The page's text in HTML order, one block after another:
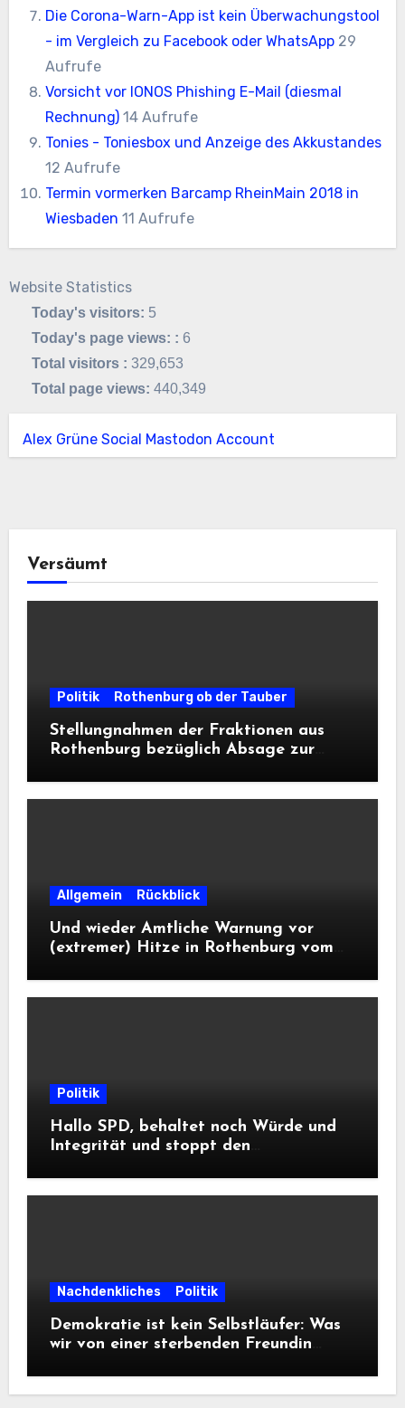
Die Corona-Warn-App ist kein Überwachungstool
- im Vergleich zu Facebook oder WhatsApp 29
Aufrufe
Vorsicht vor IONOS Phishing E-Mail (diesmal
Rechnung) 14 Aufrufe
Tonies - Toniesbox und Anzeige des Akkustandes
12 Aufrufe
Termin vormerken Barcamp RheinMain 2018 in
Wiesbaden 11 Aufrufe
Website Statistics
Today's visitors: 5
Today's page views: : 6
Total visitors :329,653
Total page views:440,349
Alex Grüne Social Mastodon Account
Versäumt
Politik Rothenburg ob der Tauber
Stellungnahmen der Fraktionen aus
Rothenburg bezüglich Absage zur
Allgemein Rückblick
Und wieder Amtliche Warnung vor
(extremer) Hitze in Rothenburg vom
Politik
Hallo SPD, behaltet noch Würde und
Integrität und stoppt den
Informationsfreiheit!
Nachdenkliches Politik
Demokratie ist kein Selbstläufer: Was
wir von einer sterbenden Freundin